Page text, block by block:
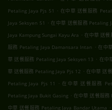
Petaling Jaya Pjs 51
. 在中華 送餐服務
Jaya Seksyen 51
. 在中華 送餐服務 Petaling
Jaya Kampung Sungai Kayu Ara . 在中華 送
服務 Petaling Jaya Damansara Intan . 在中
華 送餐服務 Petaling Jaya Seksyen 13 . 在中
華 送餐服務 Petaling Jaya Pjs 12 . 在中華 送
Petaling Jaya Pjs 11
. 在中華 送餐服務
Petaling Jaya Bukit Gasing . 在中華 送餐服務
中華 送餐服務 Petaling Jaya Bandar Utama .